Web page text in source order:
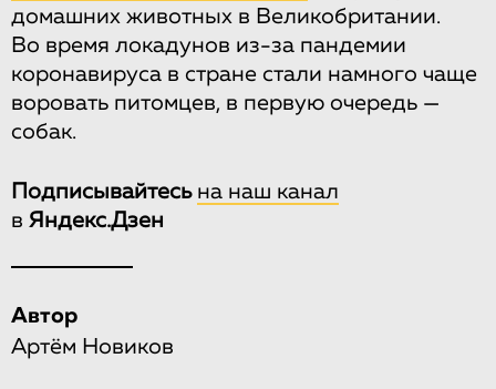
домашних животных в Великобритании.
Во время локадунов из-за пандемии
коронавируса в стране стали намного чаще
воровать питомцев, в первую очередь —
собак.
Подписывайтесь на наш канал
в Яндекс.Дзен
Автор
Артём Новиков